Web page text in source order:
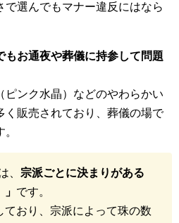
で選んでもマナー違反にはなら
もお通夜や葬儀に持参して問題
ピンク水晶）などのやわらかい
く販売されており、葬儀の場で
、 宗派ごとに決まりがある
です。
おり、宗派によって珠の数